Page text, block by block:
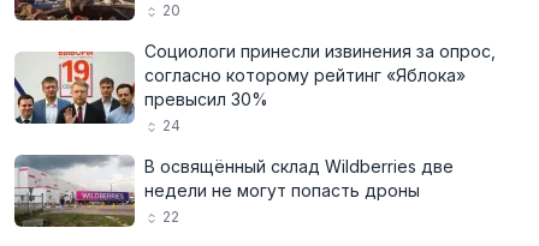
20
Социологи принесли извинения за опрос,
согласно которому рейтинг «Яблока»
превысил 30%
24
В освящённый склад Wildberries две
недели не могут попасть дроны
22